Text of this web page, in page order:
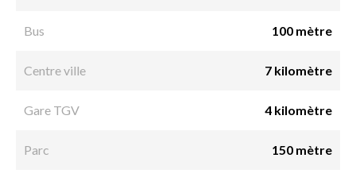
Bus 100 mètre
Centre ville 7 kilomètre
Gare TGV 4 kilomètre
Parc 150 mètre